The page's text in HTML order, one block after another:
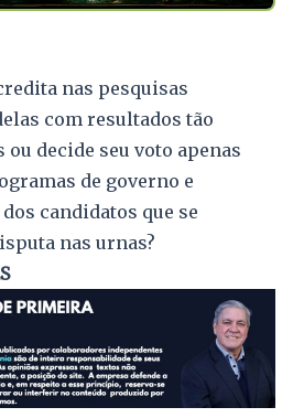
nas pesquisas
com resultados tão
decide seu voto apenas
de governo e
candidatos que se
nas urnas?